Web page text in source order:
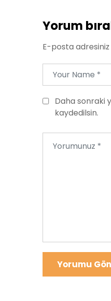
Yorum
E-posta
Daha sonraki
kaydedilsin.
Yorumu